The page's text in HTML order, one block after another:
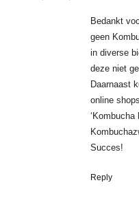
Bedankt
geen
in diverse
deze niet
Daarnaast
online
‘Kombucha
Succes!
Reply